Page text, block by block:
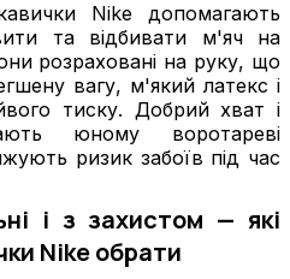
Nike допомагають
та відбивати м'яч на
розраховані на руку, що
вагу, м'який латекс і
тиску. Добрий хват і
юному воротареві
ризик забоїв під час
і з захистом — які
Nike обрати